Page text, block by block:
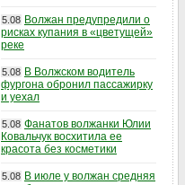
5.08 Волжан предупредили о
рисках купания в «цветущей»
реке
5.08 В Волжском водитель
фургона обронил пассажирку
и уехал
5.08 Фанатов волжанки Юлии
Ковальчук восхитила ее
красота без косметики
5.08 В июле у волжан средняя